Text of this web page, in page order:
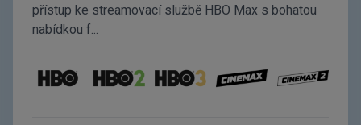
přístup ke streamovací službě HBO Max s bohatou
nabídkou f...